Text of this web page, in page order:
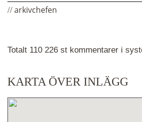
Totalt 110 226 st kommentarer i
KARTA ÖVER INLÄGG
//arkivchefen